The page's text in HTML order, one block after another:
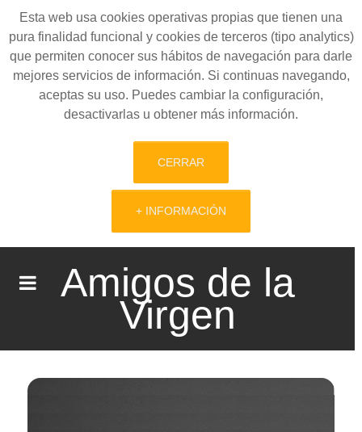
Esta web usa cookies operativas propias que tienen una
pura finalidad funcional y cookies de terceros (tipo analytics)
que permiten conocer sus hábitos de navegación para darle
mejores servicios de información. Si continuas navegando,
aceptas su uso. Puedes cambiar la configuración,
desactivarlas u obtener más información.
CERRAR
+ INFORMACIÓN
Amigos de la
Virgen